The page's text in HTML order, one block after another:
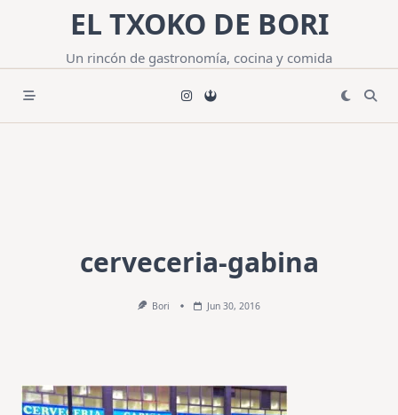
contenido
EL TXOKO DE BORI
Un rincón de gastronomía, cocina y comida
cerveceria-gabina
Bori Jun 30, 2016